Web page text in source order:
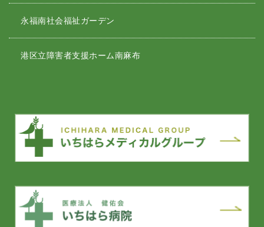
永福南社会福祉ガーデン
港区立障害者支援ホーム南麻布